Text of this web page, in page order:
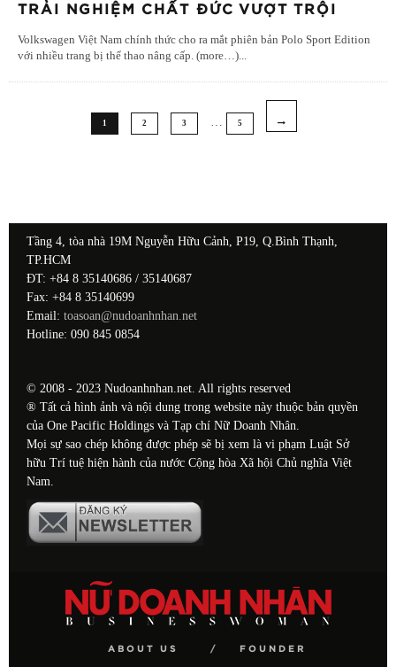
TRẢI NGHIỆM CHẤT ĐỨC VƯỢT TRỘI
Volkswagen Việt Nam chính thức cho ra mắt phiên bản Polo Sport Edition
với nhiều trang bị thể thao nâng cấp. (more…)
1 2 3 5
Tầng 4, tòa nhà 19M Nguyễn Hữu Cảnh, P19, Q.Bình Thạnh,
TP.HCM
ĐT: +84 8 35140686 / 35140687
Fax: +84 8 35140699
Email: toasoan@nudoanhnhan.net
Hotline: 090 845 0854
© 2008 - 2023 Nudoanhnhan.net. All rights reserved
® Tất cả hình ảnh và nội dung trong website này thuộc bản quyền
của One Pacific Holdings và Tạp chí Nữ Doanh Nhân.
Mọi sự sao chép không được phép sẽ bị xem là vi phạm Luật Sở
hữu Trí tuệ hiện hành của nước Cộng hòa Xã hội Chủ nghĩa Việt
Nam.
ABOUT US FOUNDER